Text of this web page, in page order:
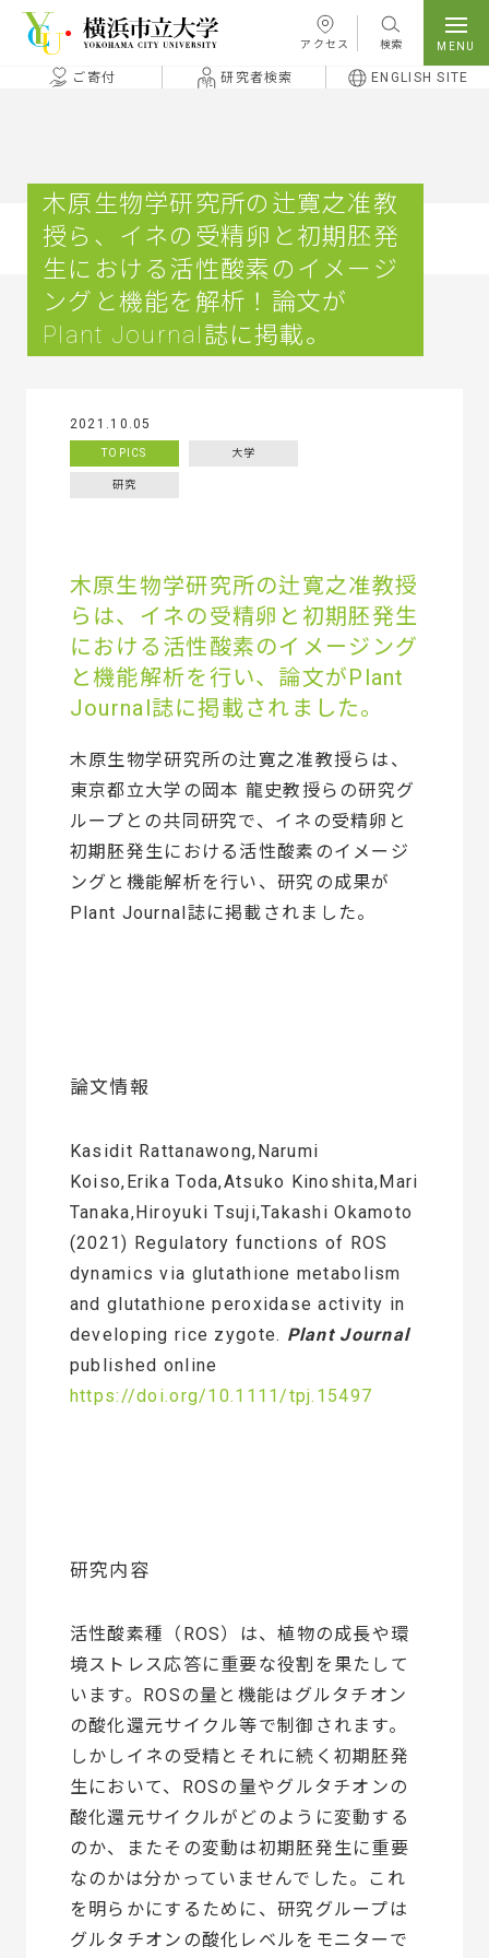
本文へ移動
アクセス 検索
ご寄付 研究者検索 ENGLISH SITE
木原生物学研究所の辻寛之准教
授ら、イネの受精卵と初期胚発
生における活性酸素のイメージ
ングと機能を解析！論文が
Plant Journal誌に掲載。
2021.10.05
TOPICS 大学
研究
木原生物学研究所の辻寛之准教授
らは、イネの受精卵と初期胚発生
における活性酸素のイメージング
と機能解析を行い、論文がPlant
Journal誌に掲載されました。
木原生物学研究所の辻寛之准教授らは、
東京都立大学の岡本 龍史教授らの研究グ
ループとの共同研究で、イネの受精卵と
初期胚発生における活性酸素のイメージ
ングと機能解析を行い、研究の成果が
Plant Journal誌に掲載されました。
論文情報
Kasidit Rattanawong,Narumi
Koiso,Erika Toda,Atsuko Kinoshita,Mari
Tanaka,Hiroyuki Tsuji,Takashi Okamoto
(2021) Regulatory functions of ROS
dynamics via glutathione metabolism
and glutathione peroxidase activity in
developing rice zygote. Plant Journal
published online
https://doi.org/10.1111/tpj.15497
研究内容
活性酸素種（ROS）は、植物の成長や環
境ストレス応答に重要な役割を果たして
います。ROSの量と機能はグルタチオン
の酸化還元サイクル等で制御されます。
しかしイネの受精とそれに続く初期胚発
生において、ROSの量やグルタチオンの
酸化還元サイクルがどのように変動する
のか、またその変動は初期胚発生に重要
なのかは分かっていませんでした。これ
を明らかにするために、研究グループは
グルタチオンの酸化レベルをモニターで